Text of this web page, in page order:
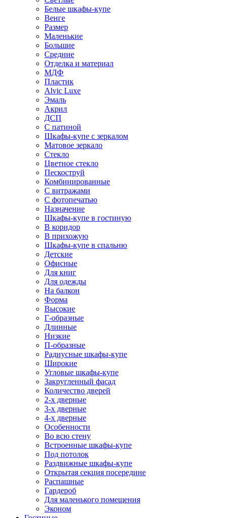
Белые шкафы-купе
Венге
Размер
Маленькие
Большие
Средние
Отделка и материал
МДФ
Пластик
Alvic Luxe
Эмаль
Акрил
ДСП
С патиной
Шкафы-купе с зеркалом
Матовое зеркало
Стекло
Цветное стекло
Пескоструй
Комбинированные
С витражами
С фотопечатью
Назначение
Шкафы-купе в гостиную
В коридор
В прихожую
Шкафы-купе в спальню
Детские
Офисные
Для книг
Для одежды
На балкон
Форма
Высокие
Г-образные
Длинные
Низкие
П-образные
Радиусные шкафы-купе
Широкие
Угловые шкафы-купе
Закругленный фасад
Количество дверей
2-х дверные
3-х дверные
4-х дверные
Особенности
Во всю стену
Встроенные шкафы-купе
Под потолок
Раздвижные шкафы-купе
Открытая секция посередине
Распашные
Гардероб
Для маленького помещения
Эконом